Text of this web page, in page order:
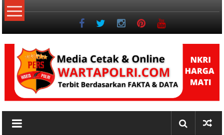
Lompat
ke
NKRI
Jurnalisme